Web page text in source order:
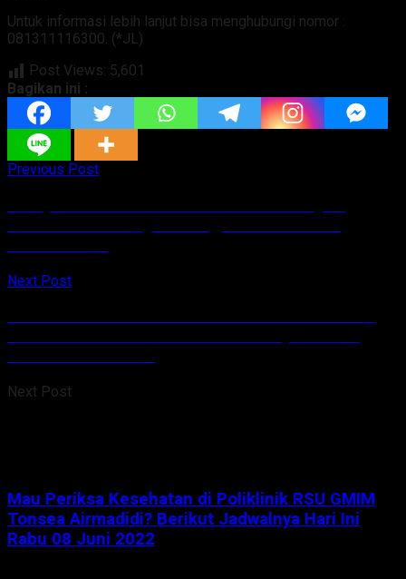
Untuk informasi lebih lanjut bisa menghubungi nomor :
081311116300. (*JL)
Post Views: 5,601
Bagikan ini :
Previous Post
Next Post
Next Post
Mau Periksa Kesehatan di Poliklinik RSU GMIM
Tonsea Airmadidi? Berikut Jadwalnya Hari Ini
Rabu 08 Juni 2022